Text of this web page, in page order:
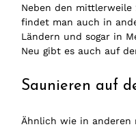
Neben den
findet man auch in
Ländern und sogar in
Neu gibt es auch auf
Saunieren auf
Ähnlich wie in anderen